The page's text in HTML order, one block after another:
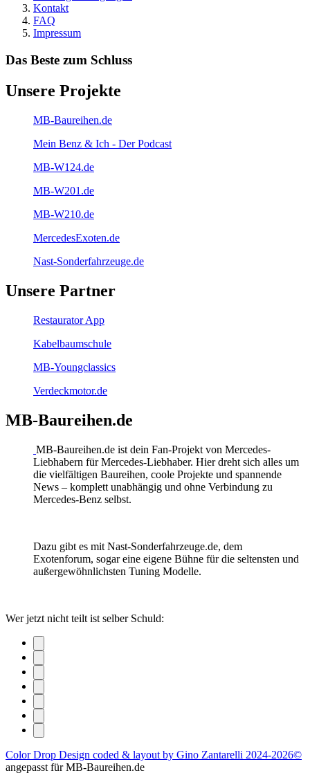
Kontakt
FAQ
Impressum
Das Beste zum Schluss
Unsere Projekte
MB-Baureihen.de
Mein Benz & Ich - Der Podcast
MB-W124.de
MB-W201.de
MB-W210.de
MercedesExoten.de
Nast-Sonderfahrzeuge.de
Unsere Partner
Restaurator App
Kabelbaumschule
MB-Youngclassics
Verdeckmotor.de
MB-Baureihen.de
MB-Baureihen.de ist dein Fan-Projekt von Mercedes-
Liebhabern für Mercedes-Liebhaber. Hier dreht sich alles um
die vielfältigen Baureihen, coole Projekte und spannende
News – komplett unabhängig und ohne Verbindung zu
Mercedes-Benz selbst.
Dazu gibt es mit Nast-Sonderfahrzeuge.de, dem
Exotenforum, sogar eine eigene Bühne für die seltensten und
außergewöhnlichsten Tuning Modelle.
Wer jetzt nicht teilt ist selber Schuld:
Color Drop Design coded & layout by Gino Zantarelli 2024-2026©
angepasst für MB-Baureihen.de